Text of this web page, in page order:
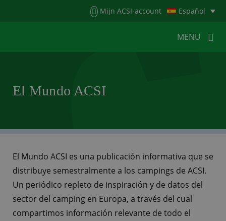
Mijn ACSI-account Español
MENU
PARA CAMPINGSNOTICIAS DE ACSI
ACSI WEBSHOPSERVICIO AL CLIENTE
El Mundo ACSI
El Mundo ACSI es una publicación informativa que se
distribuye semestralmente a los campings de ACSI.
Un periódico repleto de inspiración y de datos del
sector del camping en Europa, a través del cual
compartimos información relevante de todo el